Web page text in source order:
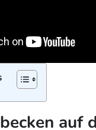
auf